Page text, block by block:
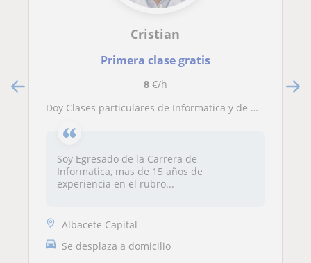
Cristian
Primera clase gratis
8€/h
Doy Clases particulares de Informatica y de Matematicas!
Soy Egresado de la Carrera de
Informatica, mas de 15 años de
experiencia en el rubro...
Albacete Capital
Se desplaza a domicilio